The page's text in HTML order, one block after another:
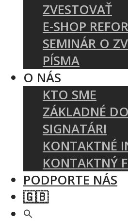
ZVESTOVAŤ
E-SHOP
SEMINÁR O
PÍSMA
O NÁS
KTO SME
ZÁKLADNÉ
SIGNATÁRI
KONTAKTNÉ
KONTAKTNÝ
PODPORTE NÁS
🇬🇧